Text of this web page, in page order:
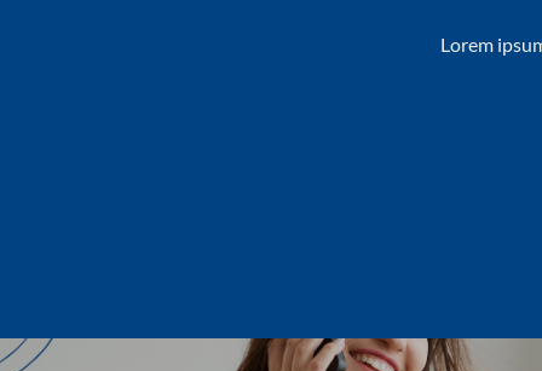
Lorem